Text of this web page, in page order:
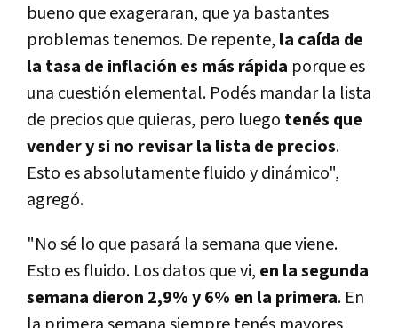
bueno que exageraran, que ya bastantes
problemas tenemos. De repente, la caída de
la tasa de inflación es más rápida porque es
una cuestión elemental. Podés mandar la lista
de precios que quieras, pero luego tenés que
vender y si no revisar la lista de precios.
Esto es absolutamente fluido y dinámico",
agregó.
"No sé lo que pasará la semana que viene.
Esto es fluido. Los datos que vi, en la segunda
semana dieron 2,9% y 6% en la primera. En